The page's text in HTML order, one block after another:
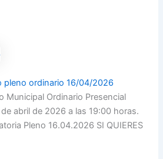
pleno ordinario 16/04/2026
Municipal Ordinario Presencial
abril de 2026 a las 19:00 horas.
Pleno 16.04.2026 SI QUIERES